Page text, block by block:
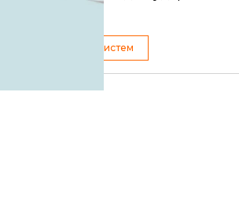
Сили безпілотних систем